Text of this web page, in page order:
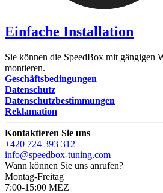
Einfache Installation
Sie können die SpeedBox mit gängigen
montieren.
Geschäftsbedingungen
Datenschutz
Datenschutzbestimmungen
Reklamation
Kontaktieren Sie uns
+420 724 393 312
info@speedbox-tuning.com
Wann können Sie uns anrufen?
Montag-Freitag
7:00-15:00 MEZ